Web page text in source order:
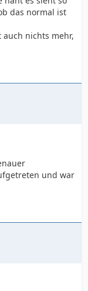
das normal ist
nichts mehr,
und war